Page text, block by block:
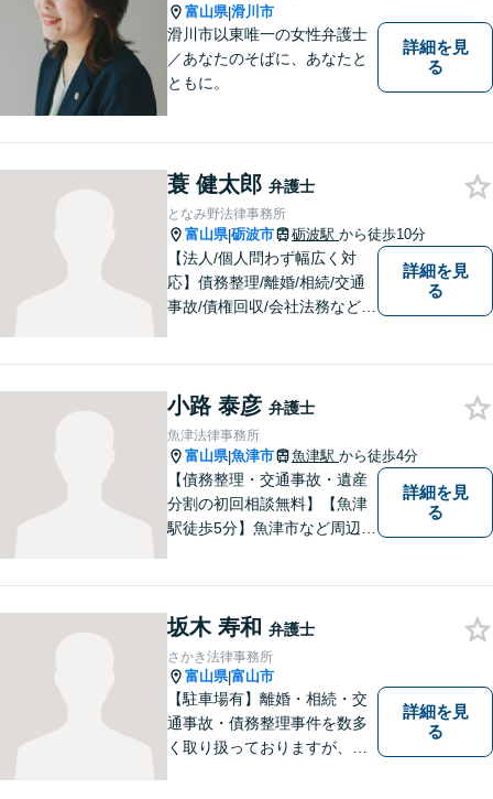
富山県|滑川市
滑川市以東唯一の女性弁護士
／あなたのそばに、あなたと
ともに。
詳細を見
る
蓑 健太郎 弁護士
となみ野法律事務所
富山県|砺波市 砺波駅 から徒歩10分
【法人/個人問わず幅広く対
応】債務整理/離婚/相続/交通
事故/債権回収/会社法務など幅
ますので、ぜひ一度ご相談く
ださい。【JR「砺波駅」10
分】
詳細を見
る
小路 泰彦 弁護士
魚津法律事務所
富山県|魚津市 魚津駅 から徒歩4分
【債務整理・交通事故・遺産
分割の初回相談無料】【魚津
駅徒歩5分】魚津市など周辺地
詳細を見
る
坂木 寿和 弁護士
さかき法律事務所
富山県|富山市
【駐車場有】離婚・相続・交
通事故・債務整理事件を数多
く取り扱っておりますが、そ
詳細を見
る